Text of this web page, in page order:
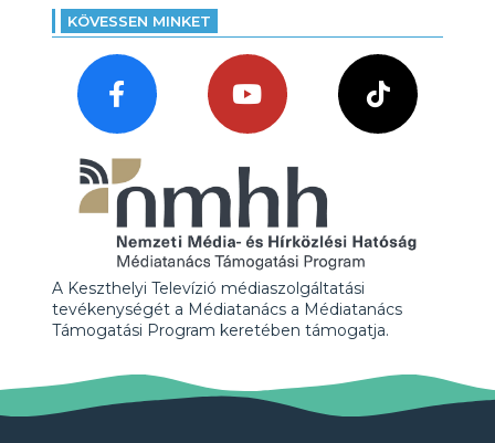
KÖVESSEN MINKET
A Keszthelyi Televízió médiaszolgáltatási
tevékenységét a Médiatanács a Médiatanács
Támogatási Program keretében támogatja.